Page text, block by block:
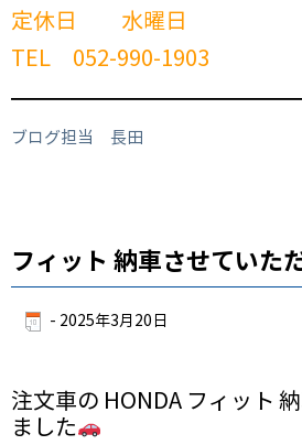
定休日 水曜日
TEL 052-990-1903
ブログ担当 長田
フィット 納車させていた
- 2025年3月20日
注文車の HONDA フィット
ました